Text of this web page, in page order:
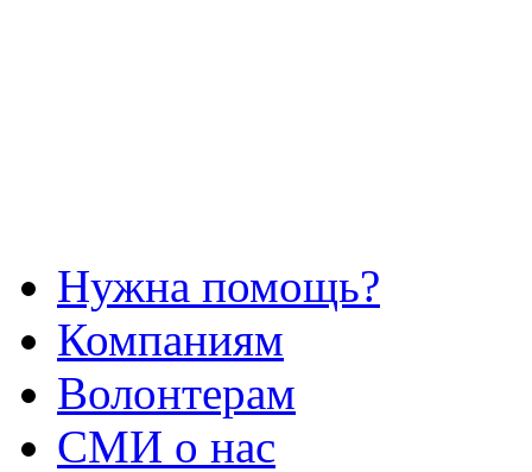
Нужна помощь?
Компаниям
Волонтерам
СМИ о нас